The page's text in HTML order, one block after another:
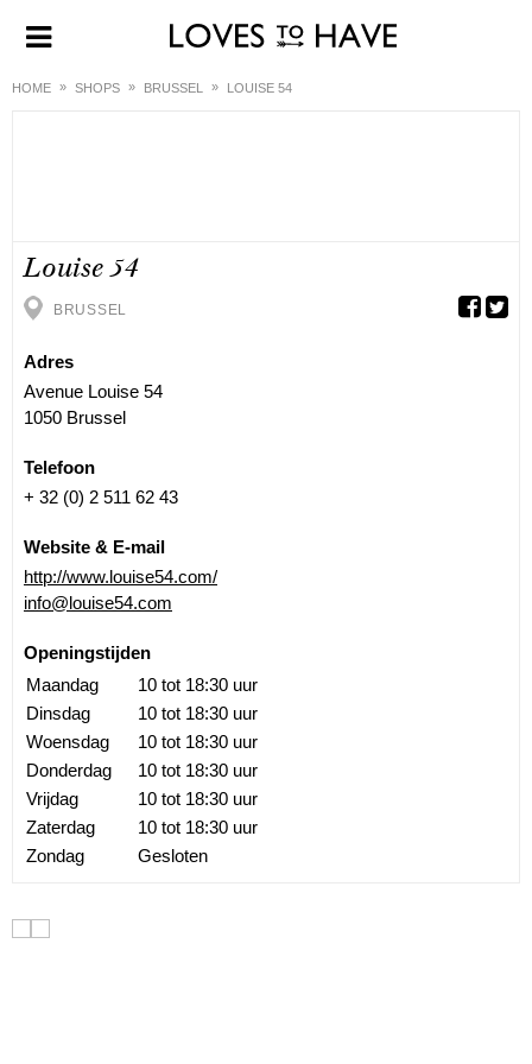
HOME SHOPS BRUSSEL LOUISE 54
Louise 54
BRUSSEL
Adres
Avenue Louise 54
1050 Brussel
Telefoon
+ 32 (0) 2 511 62 43
Website & E-mail
http://www.louise54.com/
info@louise54.com
Openingstijden
Maandag
10 tot 18:30 uur
Dinsdag
10 tot 18:30 uur
Woensdag
10 tot 18:30 uur
Donderdag
10 tot 18:30 uur
Vrijdag
10 tot 18:30 uur
Zaterdag
10 tot 18:30 uur
Zondag
Gesloten